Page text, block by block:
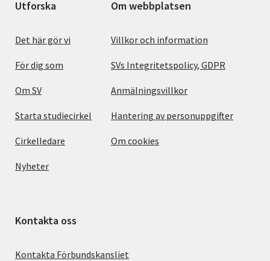
Utforska
Det här gör vi
För dig som
Om SV
Starta studiecirkel
Cirkelledare
Nyheter
Om webbplatsen
Villkor och information
SVs Integritetspolicy, GDPR
Anmälningsvillkor
Hantering av personuppgifter
Om cookies
Kontakta oss
Kontakta Förbundskansliet